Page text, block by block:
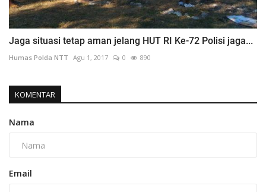
Jaga situasi tetap aman jelang HUT RI Ke-72 Polisi jaga...
Humas Polda NTT Agu 1, 2017 0 890
KOMENTAR
Nama
Email